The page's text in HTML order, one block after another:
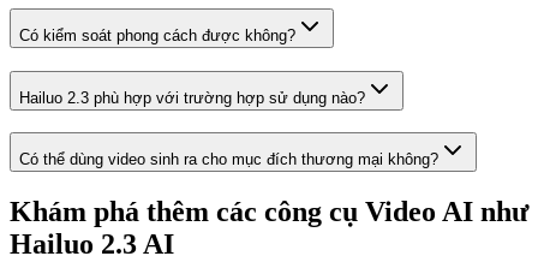
Có kiểm soát phong cách được không?
Hailuo 2.3 phù hợp với trường hợp sử dụng nào?
Có thể dùng video sinh ra cho mục đích thương mại không?
Khám phá thêm các công cụ Video AI như
Hailuo 2.3 AI